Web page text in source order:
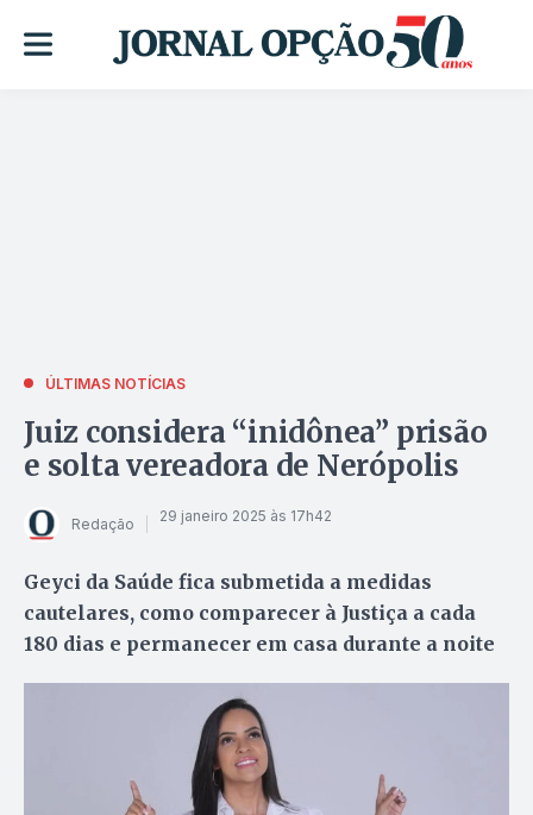
ÚLTIMAS NOTÍCIAS
Juiz considera “inidônea” prisão
e solta vereadora de Nerópolis
Redação 29 janeiro 2025 às 17h42
Geyci da Saúde fica submetida a medidas
cautelares, como comparecer à Justiça a cada
180 dias e permanecer em casa durante a noite